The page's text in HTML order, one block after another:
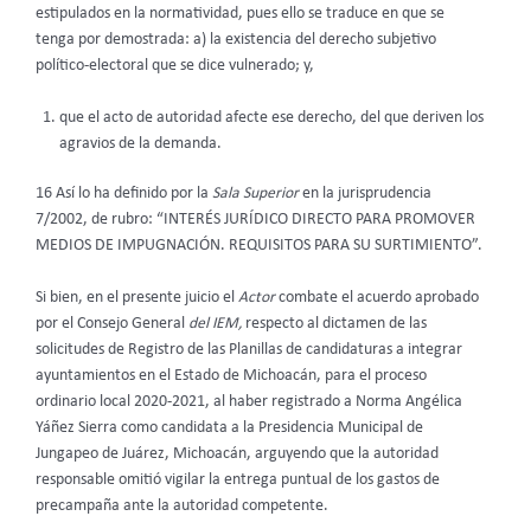
estipulados en la normatividad, pues ello se traduce en que se
tenga por demostrada: a) la existencia del derecho subjetivo
político-electoral que se dice vulnerado; y,
que el acto de autoridad afecte ese derecho, del que deriven los
agravios de la demanda.
16 Así lo ha definido por la Sala Superioren la jurisprudencia
7/2002, de rubro: “INTERÉS JURÍDICO DIRECTO PARA PROMOVER
MEDIOS DE IMPUGNACIÓN. REQUISITOS PARA SU SURTIMIENTO”.
Si bien, en el presente juicio el Actorcombate el acuerdo aprobado
por el Consejo General del IEM, respecto al dictamen de las
solicitudes de Registro de las Planillas de candidaturas a integrar
ayuntamientos en el Estado de Michoacán, para el proceso
ordinario local 2020-2021, al haber registrado a Norma Angélica
Yáñez Sierra como candidata a la Presidencia Municipal de
Jungapeo de Juárez, Michoacán, arguyendo que la autoridad
responsable omitió vigilar la entrega puntual de los gastos de
precampaña ante la autoridad competente.